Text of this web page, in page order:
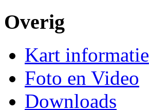
Overig
Kart informatie
Foto en Video
Downloads